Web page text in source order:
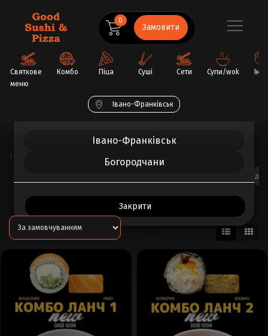
Святкове
меню
Комбо Піца Суші Сети Супи/wok
Івано-Франківськ
0
Замовити
Обрати ваше місто
Івано-Франківськ
Богородчани
Закрити
Тип ролу
Суші